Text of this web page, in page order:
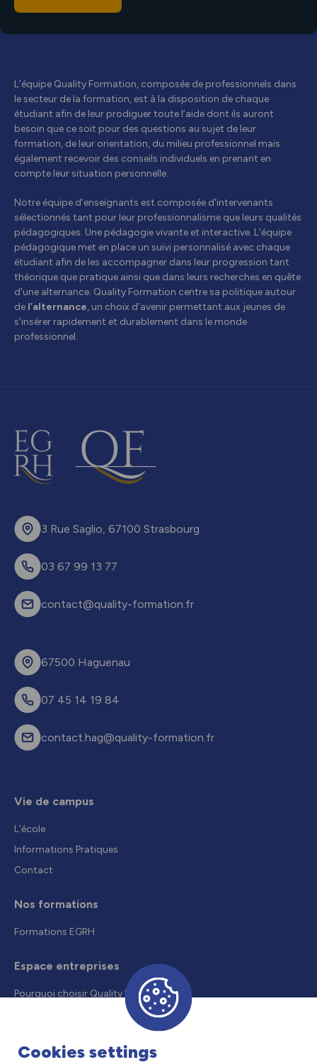
L’équipe Quality Formation, composée de professionnels dans
le secteur de la formation, est à la disposition de chaque
étudiant afin de leur prodiguer toute l’aide dont ils auront
besoin que ce soit pour des questions au sujet de leur
formation, de leur orientation, du milieu professionnel mais
également recevoir des conseils individuels en prenant en
compte leur situation personnelle.
Notre équipe d'enseignants est composée d'intervenants
sélectionnés tant pour leur professionnalisme que leurs qualités
pédagogiques. Une pédagogie vivante et interactive. L'équipe
pédagogique met en place un suivi personnalisé avec chaque
étudiant afin de les accompagner dans leur progression tant
théorique que pratique ainsi que dans leurs recherches en quête
d'une alternance. Quality Formation centre sa politique autour
de l’alternance, un choix d’avenir permettant aux jeunes de
s’insérer rapidement et durablement dans le monde
professionnel.
3 Rue Saglio, 67100 Strasbourg
03 67 99 13 77
contact@quality-formation.fr
67500 Haguenau
07 45 14 19 84
contact.hag@quality-formation.fr
Vie de campus
L’école
Informations Pratiques
Contact
Nos formations
Formations EGRH
Espace entreprises
Pourquoi choisir Quality Formation
Cookies settings